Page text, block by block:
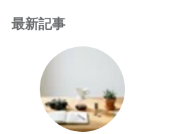
最新記事